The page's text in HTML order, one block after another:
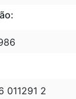
011291 2